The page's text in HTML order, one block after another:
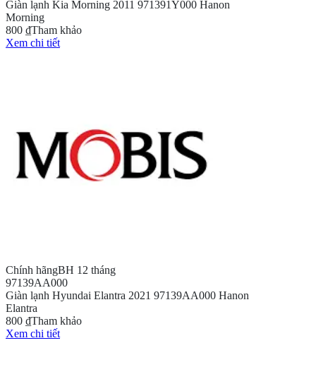
Giàn lạnh Kia Morning 2011 971391Y000 Hanon
Morning
800 ₫Tham khảo
Xem chi tiết
Chính hãngBH 12 tháng
97139AA000
Giàn lạnh Hyundai Elantra 2021 97139AA000 Hanon
Elantra
800 ₫Tham khảo
Xem chi tiết